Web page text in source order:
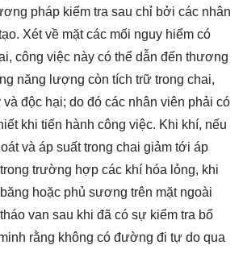
pháp kiểm tra sau chỉ bởi các nhân
Xét về mặt các mối nguy hiểm có
công việc này có thể dẫn đến thương
năng lượng còn tích trữ trong chai,
và độc hại; do đó các nhân viên phải có
khi tiến hành công việc. Khi khí, nếu
và áp suất trong chai giảm tới áp
trường hợp các khí hóa lỏng, khi
hoặc phủ sương trên mặt ngoài
van sau khi đã có sự kiểm tra bổ
rằng không có đường đi tự do qua